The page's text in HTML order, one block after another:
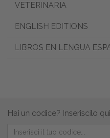
VETERINARIA
ENGLISH EDITIONS
LIBROS EN LENGUA
Hai un codice? Inseriscilo